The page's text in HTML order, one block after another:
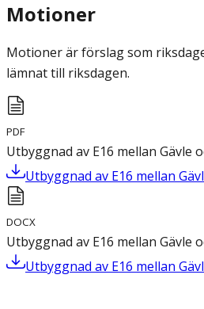
Motioner
Motioner är förslag som
lämnat till riksdagen.
PDF
Utbyggnad av E16 mellan Gävle
Utbyggnad av E16 mellan
DOCX
Utbyggnad av E16 mellan Gävle
Utbyggnad av E16 mellan